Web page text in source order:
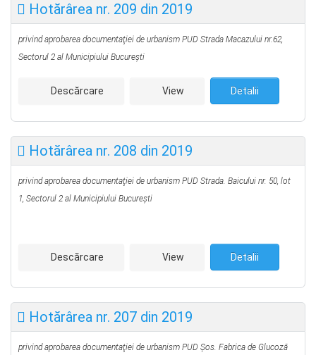
Hotărârea nr. 209 din 2019
privind aprobarea documentaţiei de urbanism PUD Strada Macazului nr.62,
Sectorul 2 al Municipiului Bucureşti
Descărcare View Detalii
Hotărârea nr. 208 din 2019
privind aprobarea documentaţiei de urbanism PUD Strada. Baicului nr. 50, lot
1, Sectorul 2 al Municipiului Bucureşti
Descărcare View Detalii
Hotărârea nr. 207 din 2019
privind aprobarea documentaţiei de urbanism PUD Șos. Fabrica de Glucoză